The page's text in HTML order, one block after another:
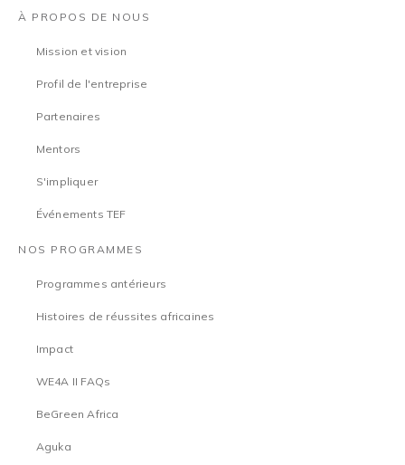
À PROPOS DE NOUS
Mission et vision
Profil de l'entreprise
Partenaires
Mentors
S'impliquer
Événements TEF
NOS PROGRAMMES
Programmes antérieurs
Histoires de réussites africaines
Impact
WE4A II FAQs
BeGreen Africa
Aguka